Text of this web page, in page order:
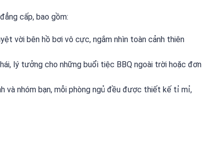
cấp, bao gồm:
vời bên hồ bơi vô cực, ngắm nhìn toàn cảnh thiên
lý tưởng cho những buổi tiệc BBQ ngoài trời hoặc đơn
và nhóm bạn, mỗi phòng ngủ đều được thiết kế tỉ mỉ,